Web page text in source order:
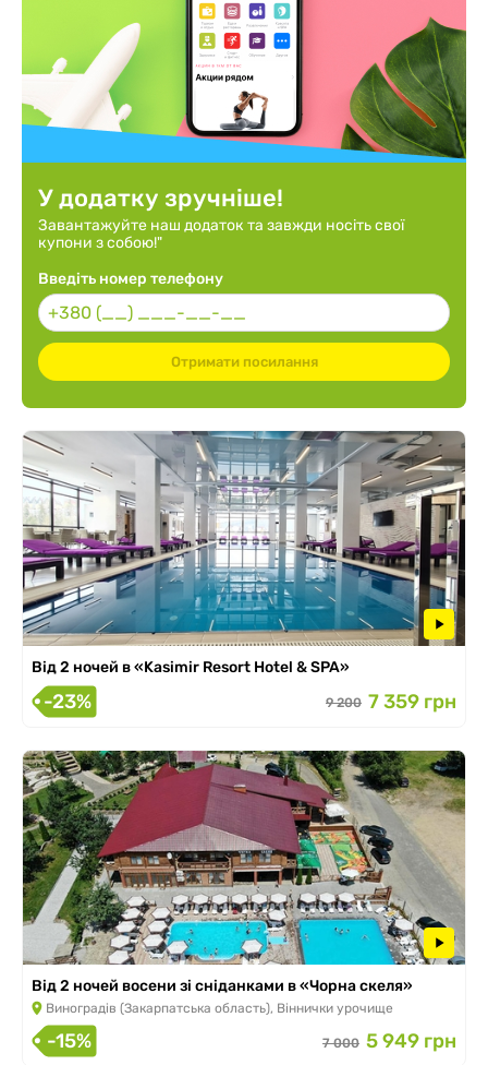
Від 2 ночей в «Kasimir Resort Hotel & SPA»
-23% 9 200 7 359 грн
Від 2 ночей восени зі сніданками в «Чорна скеля»
Виноградів (Закарпатська область), Віннички урочище
-15% 7 000 5 949 грн
У додатку зручніше!
Завантажуйте наш додаток та завжди носіть свої
купони з собою!"
Введіть номер телефону
Отримати посилання